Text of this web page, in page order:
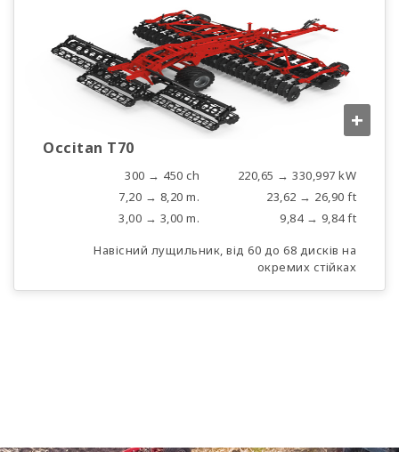
+
Occitan T70
300 → 450 ch
220,65 → 330,997 kW
7,20 → 8,20 m.
23,62 → 26,90 ft
3,00 → 3,00 m.
9,84 → 9,84 ft
Навісний лущильник, від 60 до 68 дисків на
окремих стійках